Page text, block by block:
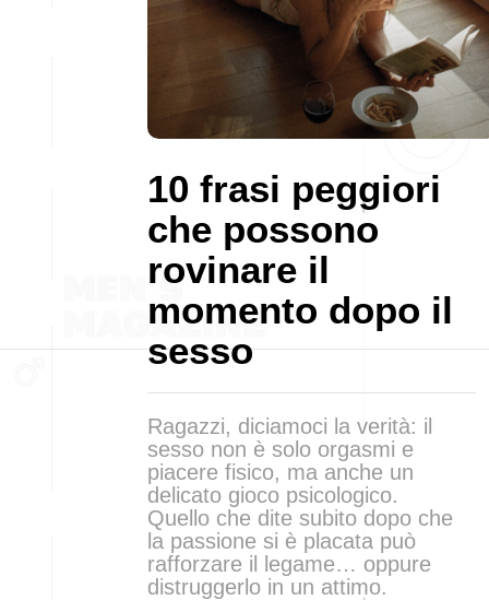
10 frasi peggiori
che possono
rovinare il
momento dopo il
sesso
Ragazzi, diciamoci la verità: il
sesso non è solo orgasmi e
piacere fisico, ma anche un
delicato gioco psicologico.
Quello che dite subito dopo che
la passione si è placata può
rafforzare il legame… oppure
distruggerlo in un attimo.